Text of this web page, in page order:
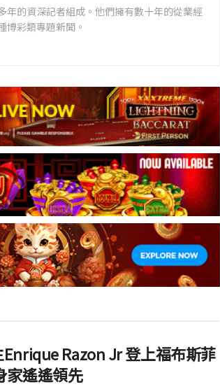
年的資深記者組成。他們擁有數十年的從業經
博彩類專題新聞。
Razon Jr 登上福布斯菲
家遙遙領先